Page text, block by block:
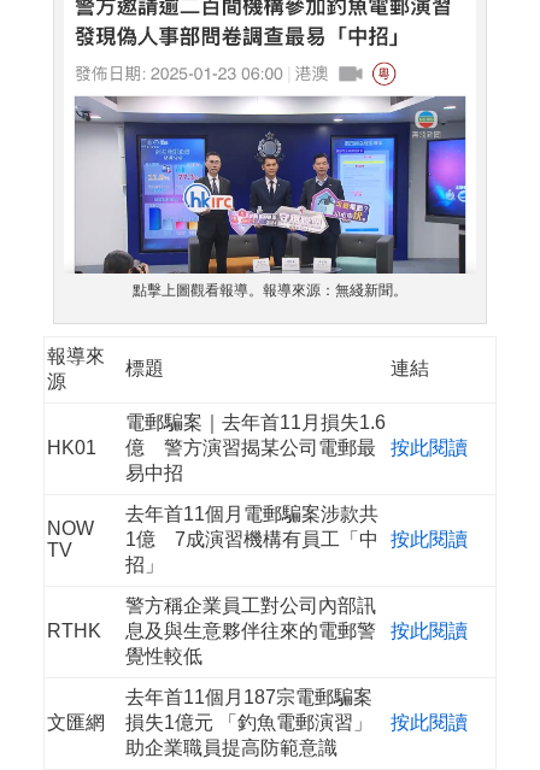
點擊上圖觀看報導。報導來源：無綫新聞。
報導來
源
標題 連結
HK01
電郵騙案｜去年首11月損失1.6
億 警方演習揭某公司電郵最
易中招
按此閱讀
NOW
TV
去年首11個月電郵騙案涉款共
1億 7成演習機構有員工「中
招」
按此閱讀
RTHK
警方稱企業員工對公司內部訊
息及與生意夥伴往來的電郵警
覺性較低
按此閱讀
文匯網
去年首11個月187宗電郵騙案
損失1億元 「釣魚電郵演習」
助企業職員提高防範意識
按此閱讀